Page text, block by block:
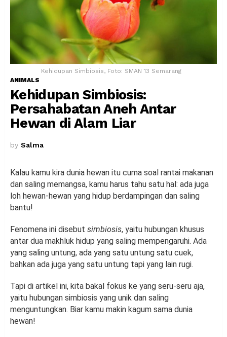
Kehidupan Simbiosis, Foto: SMAN 13 Semarang
ANIMALS
Kehidupan Simbiosis:
Persahabatan Aneh Antar
Hewan di Alam Liar
by Salma
Kalau kamu kira dunia hewan itu cuma soal rantai makanan
dan saling memangsa, kamu harus tahu satu hal: ada juga
loh hewan-hewan yang hidup berdampingan dan saling
bantu!
Fenomena ini disebut simbiosis, yaitu hubungan khusus
antar dua makhluk hidup yang saling mempengaruhi. Ada
yang saling untung, ada yang satu untung satu cuek,
bahkan ada juga yang satu untung tapi yang lain rugi.
Tapi di artikel ini, kita bakal fokus ke yang seru-seru aja,
yaitu hubungan simbiosis yang unik dan saling
menguntungkan. Biar kamu makin kagum sama dunia
hewan!